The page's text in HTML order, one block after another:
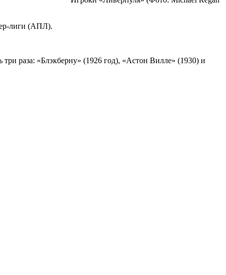
лиги (АПЛ).
раза: «Блэкберну» (1926 год), «Астон Вилле» (1930) и